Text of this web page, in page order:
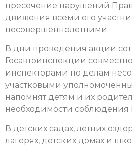
пресечение нарушений
движения всеми его
несовершеннолетними.
В дни проведения акции
Госавтоинспекции
инспекторами по делам
участковыми
напомнят детям и их
необходимости
В детских садах, летних
лагерях, детских домах и